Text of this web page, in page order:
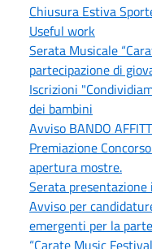
Chiusura Estiva
Useful work
Serata Musicale
partecipazione di
Iscrizioni
dei bambini
Avviso BANDO
Premiazione
apertura mostre.
Serata
Avviso per
emergenti per la
“Carate Music